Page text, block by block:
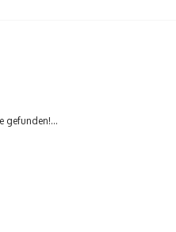
gefunden!...